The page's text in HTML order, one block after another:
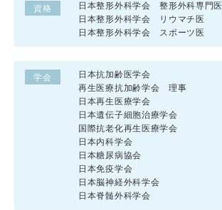
資格
日本整形外科学会 整形外科専門医
日本整形外科学会 リウマチ医
日本整形外科学会 スポーツ医
学会
日本抗加齢医学会
再生医療抗加齢学会 理事
日本再生医療学会
日本遺伝子細胞治療学会
国際抗老化再生医療学会
日本内科学会
日本糖尿病協会
日本免疫学会
日本脳神経外科学会
日本脊髄外科学会